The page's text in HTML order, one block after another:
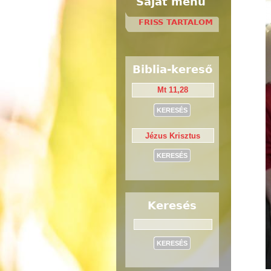
FRISS TARTALOM
Biblia-kereső
Keresés